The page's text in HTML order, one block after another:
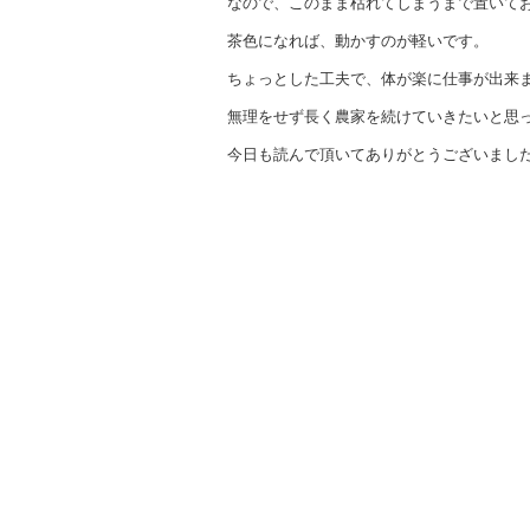
茶色になれば、動かすのが軽いです。
ちょっとした工夫で、体が楽に仕事が出来ま
無理をせず長く農家を続けていきたいと思
今日も読んで頂いてありがとうございました